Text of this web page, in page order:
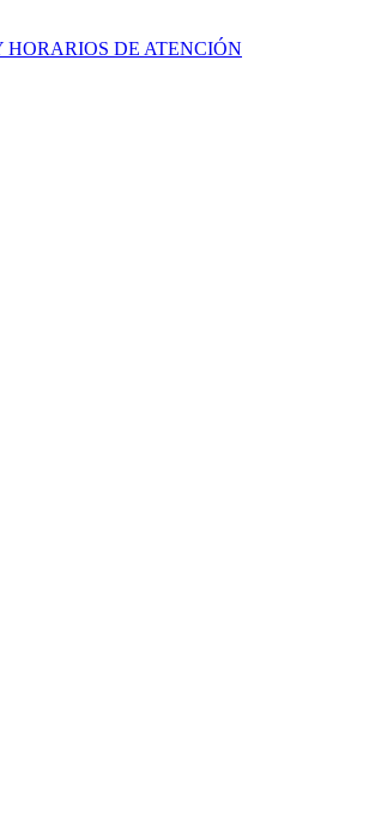
HORARIOS DE ATENCIÓN